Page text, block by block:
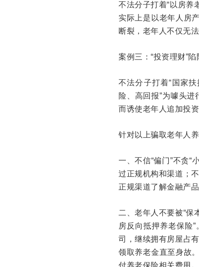
不法分子打着“以房养
实际上是以老年人房
断裂，老年人不仅无
案例三：“投资理财”陷
不法分子打着“国家
险、高回报”为噱头进
而诱使老年人追加投
针对以上骗取老年人
一、不信“偏门”不贪“
过正规机构和渠道；
正规渠道了解金融产
二、老年人不要被“保
房反向抵押养老保险
司，继续拥有房屋占
领取养老金直至身故
付养老保险相关费用。